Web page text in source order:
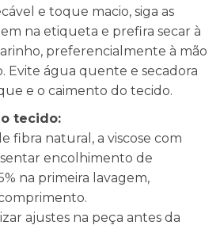
e toque macio, siga as
na etiqueta e prefira secar à
preferencialmente à mão
Evite água quente e secadora
e o caimento do tecido.
tecido:
fibra natural, a viscose com
encolhimento de
na primeira lavagem,
ajustes na peça antes da